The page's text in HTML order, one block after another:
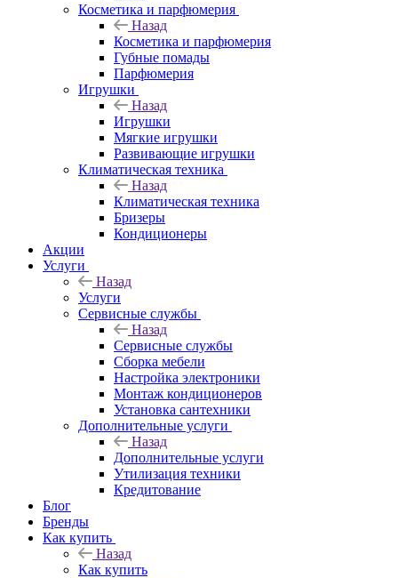
Косметика и парфюмерия
Назад
Косметика и парфюмерия
Губные помады
Парфюмерия
Игрушки
Назад
Игрушки
Мягкие игрушки
Развивающие игрушки
Климатическая техника
Назад
Климатическая техника
Бризеры
Кондиционеры
Акции
Услуги
Назад
Услуги
Сервисные службы
Назад
Сервисные службы
Сборка мебели
Настройка электроники
Монтаж кондиционеров
Установка сантехники
Дополнительные услуги
Назад
Дополнительные услуги
Утилизация техники
Кредитование
Блог
Бренды
Как купить
Назад
Как купить